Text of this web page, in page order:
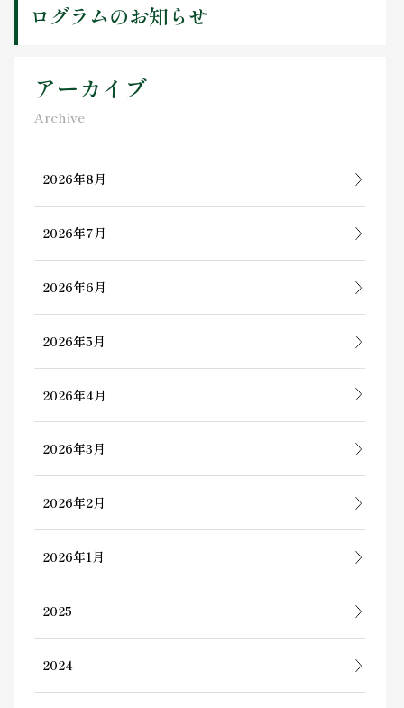
ログラムのお知らせ
アーカイブ
Archive
2026年8月
2026年7月
2026年6月
2026年5月
2026年4月
2026年3月
2026年2月
2026年1月
2025
2024